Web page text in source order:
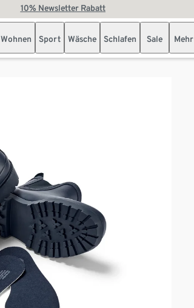
10% Newsletter Rabatt
Wohnen Sport Wäsche Schlafen Sale Mehr